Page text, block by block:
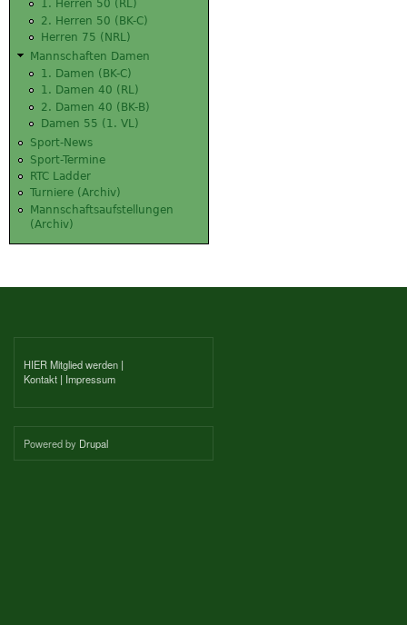
1. Herren 50 (RL)
2. Herren 50 (BK-C)
Herren 75 (NRL)
Mannschaften Damen
1. Damen (BK-C)
1. Damen 40 (RL)
2. Damen 40 (BK-B)
Damen 55 (1. VL)
Sport-News
Sport-Termine
RTC Ladder
Turniere (Archiv)
Mannschaftsaufstellungen
(Archiv)
HIER Mitglied werden |
Kontakt | Impressum
Powered by Drupal